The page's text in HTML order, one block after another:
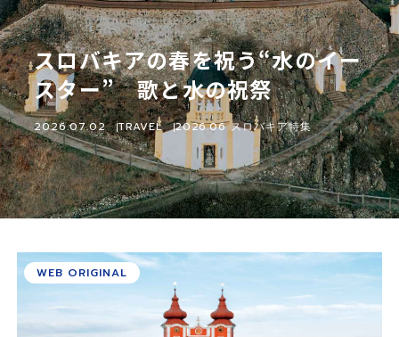
スロバキアの春を祝う“水のイー
スター” 歌と水の祝祭
2026.07.02 TRAVEL 2026.06 スロバキア特集
WEB ORIGINAL